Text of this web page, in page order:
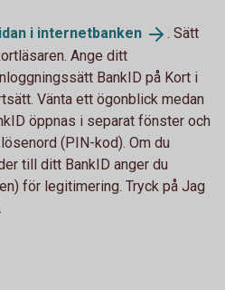
i internetbanken
. Sätt
Ange ditt
BankID på Kort i
Vänta ett ögonblick medan
öppnas i separat fönster och
(PIN-kod). Om du
till ditt BankID anger du
för legitimering. Tryck på Jag